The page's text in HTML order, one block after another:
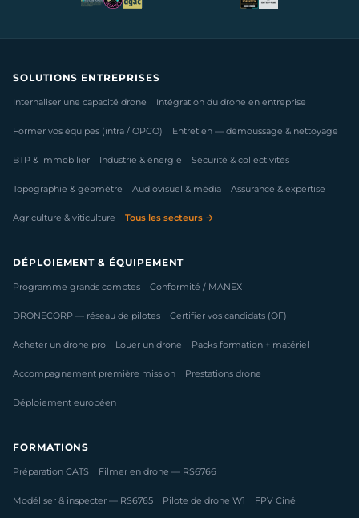
SOLUTIONS ENTREPRISES
Internaliser une capacité drone Intégration du drone en entreprise
Former vos équipes (intra / OPCO) Entretien — démoussage & nettoyage
BTP & immobilier Industrie & énergie Sécurité & collectivités
Topographie & géomètre Audiovisuel & média Assurance & expertise
Agriculture & viticulture Tous les secteurs →
DÉPLOIEMENT & ÉQUIPEMENT
Programme grands comptes Conformité / MANEX
DRONECORP — réseau de pilotes Certifier vos candidats (OF)
Acheter un drone pro Louer un drone Packs formation + matériel
Accompagnement première mission Prestations drone
Déploiement européen
FORMATIONS
Préparation CATS Filmer en drone — RS6766
Modéliser & inspecter — RS6765 Pilote de drone W1 FPV Ciné